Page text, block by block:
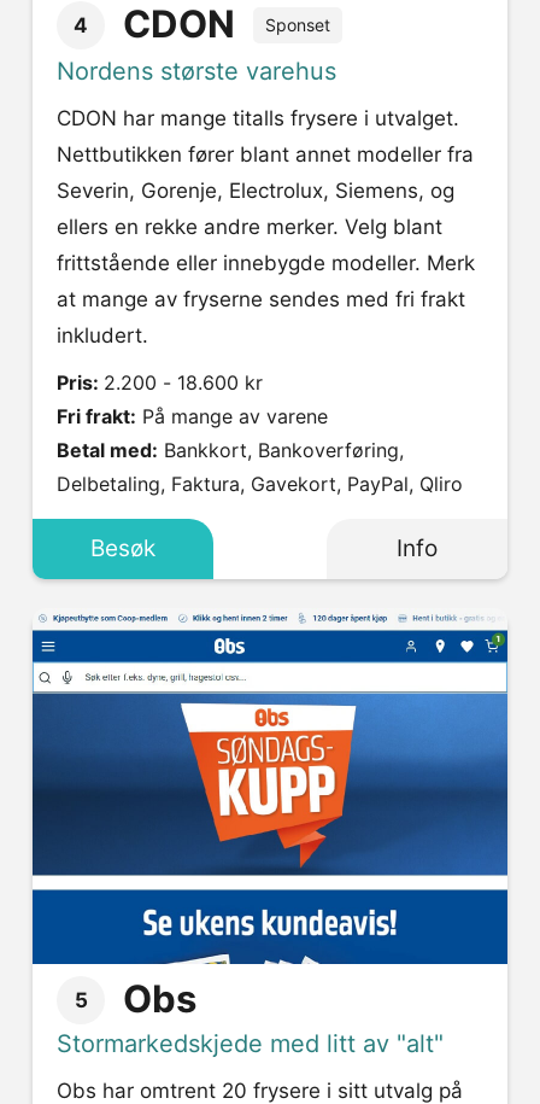
4 CDON Sponset
Nordens største varehus
CDON har mange titalls frysere i utvalget.
Nettbutikken fører blant annet modeller fra
Severin, Gorenje, Electrolux, Siemens, og
ellers en rekke andre merker. Velg blant
frittstående eller innebygde modeller. Merk
at mange av fryserne sendes med fri frakt
inkludert.
Pris: 2.200 - 18.600 kr
Fri frakt: På mange av varene
Betal med:
Delbetaling, Faktura, Gavekort, PayPal, Qliro
Besøk Info
5 Obs
Stormarkedskjede med litt av "alt"
Obs har omtrent 20 frysere i sitt utvalg på